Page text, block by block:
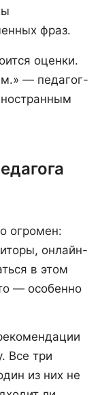
фраз.
оценки.
— педагог-
огромен:
онлайн-
в этом
— особенно
Все три
из них не